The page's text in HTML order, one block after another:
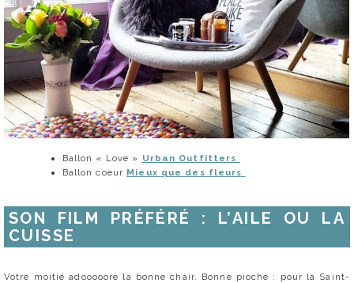
Ballon « Love » Urban Outfitters
Ballon coeur Mieux que des fleurs
SON FILM PRÉFÉRÉ : L’AILE OU LA
CUISSE
Votre moitié adooooore la bonne chair. Bonne pioche : pour la Saint-